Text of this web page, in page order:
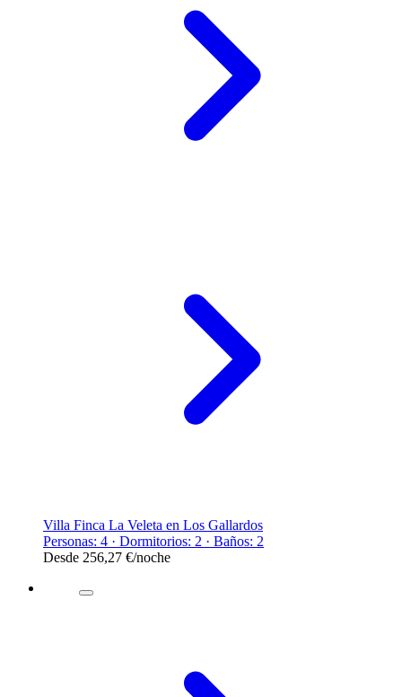
Villa Finca La Veleta en Los Gallardos
Personas: 4 · Dormitorios: 2 · Baños: 2
Desde 256,27 €/noche